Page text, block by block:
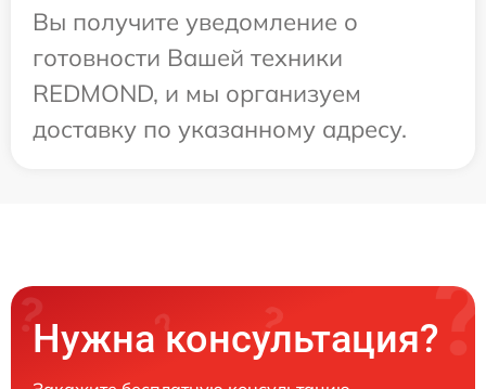
Вы получите уведомление о
готовности Вашей техники
REDMOND, и мы организуем
доставку по указанному адресу.
Нужна консультация?